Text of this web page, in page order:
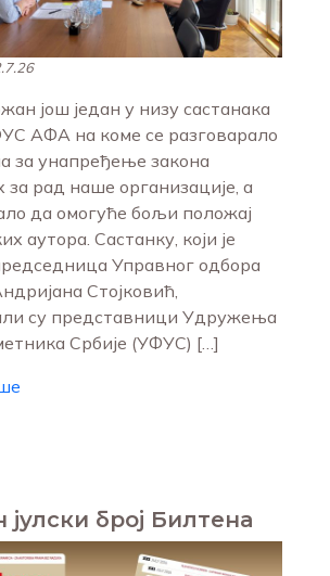
још један у низу састанака
АФА на коме се разговарало
за унапређење закона
за рад наше организације, а
да омогуће бољи положај
аутора. Састанку, који је
Управног одбора
Стојковић,
су представници Удружења
Србије (УФУС) […]
јулски број Билтена